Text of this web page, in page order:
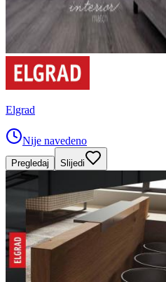
Elgrad
Nije navedeno
Pregledaj Slijedi